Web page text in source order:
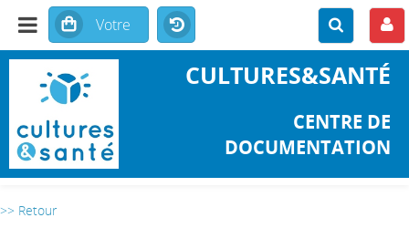
CULTURES&SANTÉ
CENTRE DE
DOCUMENTATION
>> Retour